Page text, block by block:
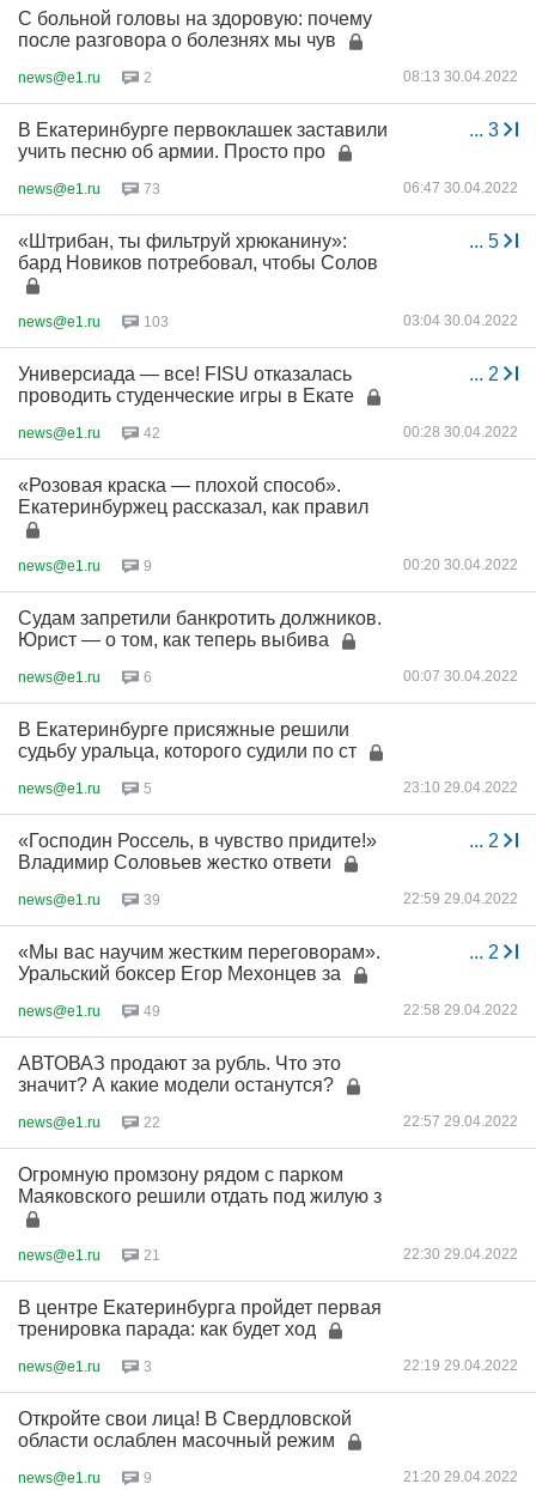
С больной головы на здоровую: почему
после разговора о болезнях мы чув
news@e1.ru 2 08:13 30.04.2022
... 3
В Екатеринбурге первоклашек заставили
учить песню об армии. Просто про
news@e1.ru 73 06:47 30.04.2022
... 5
«Штрибан, ты фильтруй хрюканину»:
бард Новиков потребовал, чтобы Солов
news@e1.ru 103 03:04 30.04.2022
... 2
Универсиада — все! FISU отказалась
проводить студенческие игры в Екате
news@e1.ru 42 00:28 30.04.2022
«Розовая краска — плохой способ».
Екатеринбуржец рассказал, как правил
news@e1.ru 9 00:20 30.04.2022
Судам запретили банкротить должников.
Юрист — о том, как теперь выбива
news@e1.ru 6 00:07 30.04.2022
В Екатеринбурге присяжные решили
судьбу уральца, которого судили по ст
news@e1.ru 5 23:10 29.04.2022
... 2
«Господин Россель, в чувство придите!»
Владимир Соловьев жестко ответи
news@e1.ru 39 22:59 29.04.2022
... 2
«Мы вас научим жестким переговорам».
Уральский боксер Егор Мехонцев за
news@e1.ru 49 22:58 29.04.2022
АВТОВАЗ продают за рубль. Что это
значит? А какие модели останутся?
news@e1.ru 22 22:57 29.04.2022
Огромную промзону рядом с парком
Маяковского решили отдать под жилую з
news@e1.ru 21 22:30 29.04.2022
В центре Екатеринбурга пройдет первая
тренировка парада: как будет ход
news@e1.ru 3 22:19 29.04.2022
Откройте свои лица! В Свердловской
области ослаблен масочный режим
news@e1.ru 9 21:20 29.04.2022